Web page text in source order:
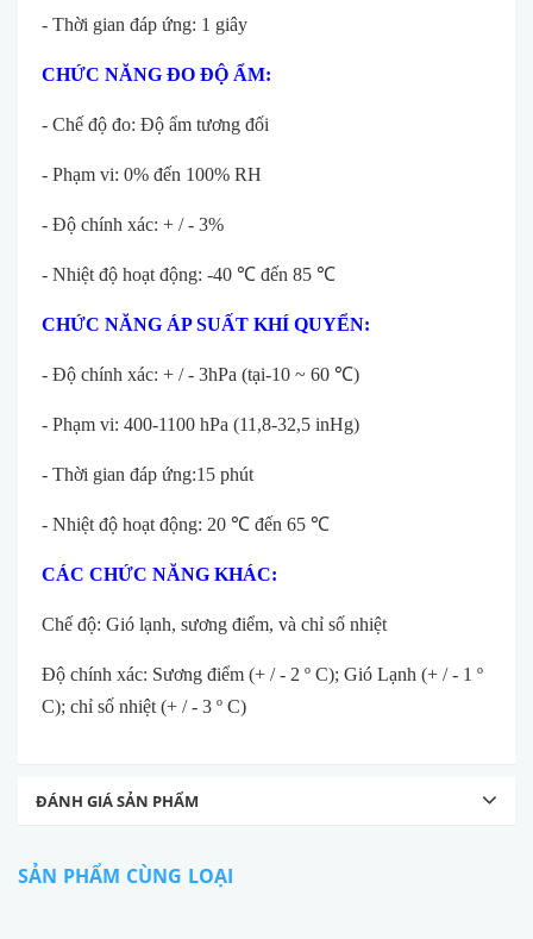
- Thời gian đáp ứng: 1 giây
CHỨC NĂNG ĐO ĐỘ ẨM:
- Chế độ đo: Độ ẩm tương đối
- Phạm vi: 0% đến 100% RH
- Độ chính xác: + / - 3%
- Nhiệt độ hoạt động: -40 ℃ đến 85 ℃
CHỨC NĂNG ÁP SUẤT KHÍ QUYỂN:
- Độ chính xác: + / - 3hPa (tại-10 ~ 60 ℃)
- Phạm vi: 400-1100 hPa (11,8-32,5 inHg)
- Thời gian đáp ứng:15 phút
- Nhiệt độ hoạt động: 20 ℃ đến 65 ℃
CÁC CHỨC NĂNG KHÁC:
Chế độ: Gió lạnh, sương điểm, và chỉ số nhiệt
Độ chính xác: Sương điểm (+ / - 2 º C); Gió Lạnh (+ / - 1 º
C); chỉ số nhiệt (+ / - 3 º C)
ĐÁNH GIÁ SẢN PHẨM
SẢN PHẨM CÙNG LOẠI